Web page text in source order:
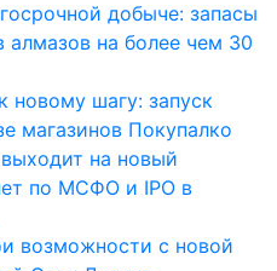
добыче: запасы
алмазов на более чем 30
новому шагу: запуск
магазинов Покупалко
на новый
по МСФО и IPO в
возможности с новой